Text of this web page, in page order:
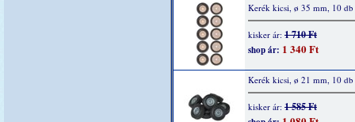
Kerék kicsi, ø 35 mm, 10 db
kisker ár: 1 710 Ft
shop ár: 1 340 Ft
Kerék kicsi, ø 21 mm, 10 db
kisker ár: 1 585 Ft